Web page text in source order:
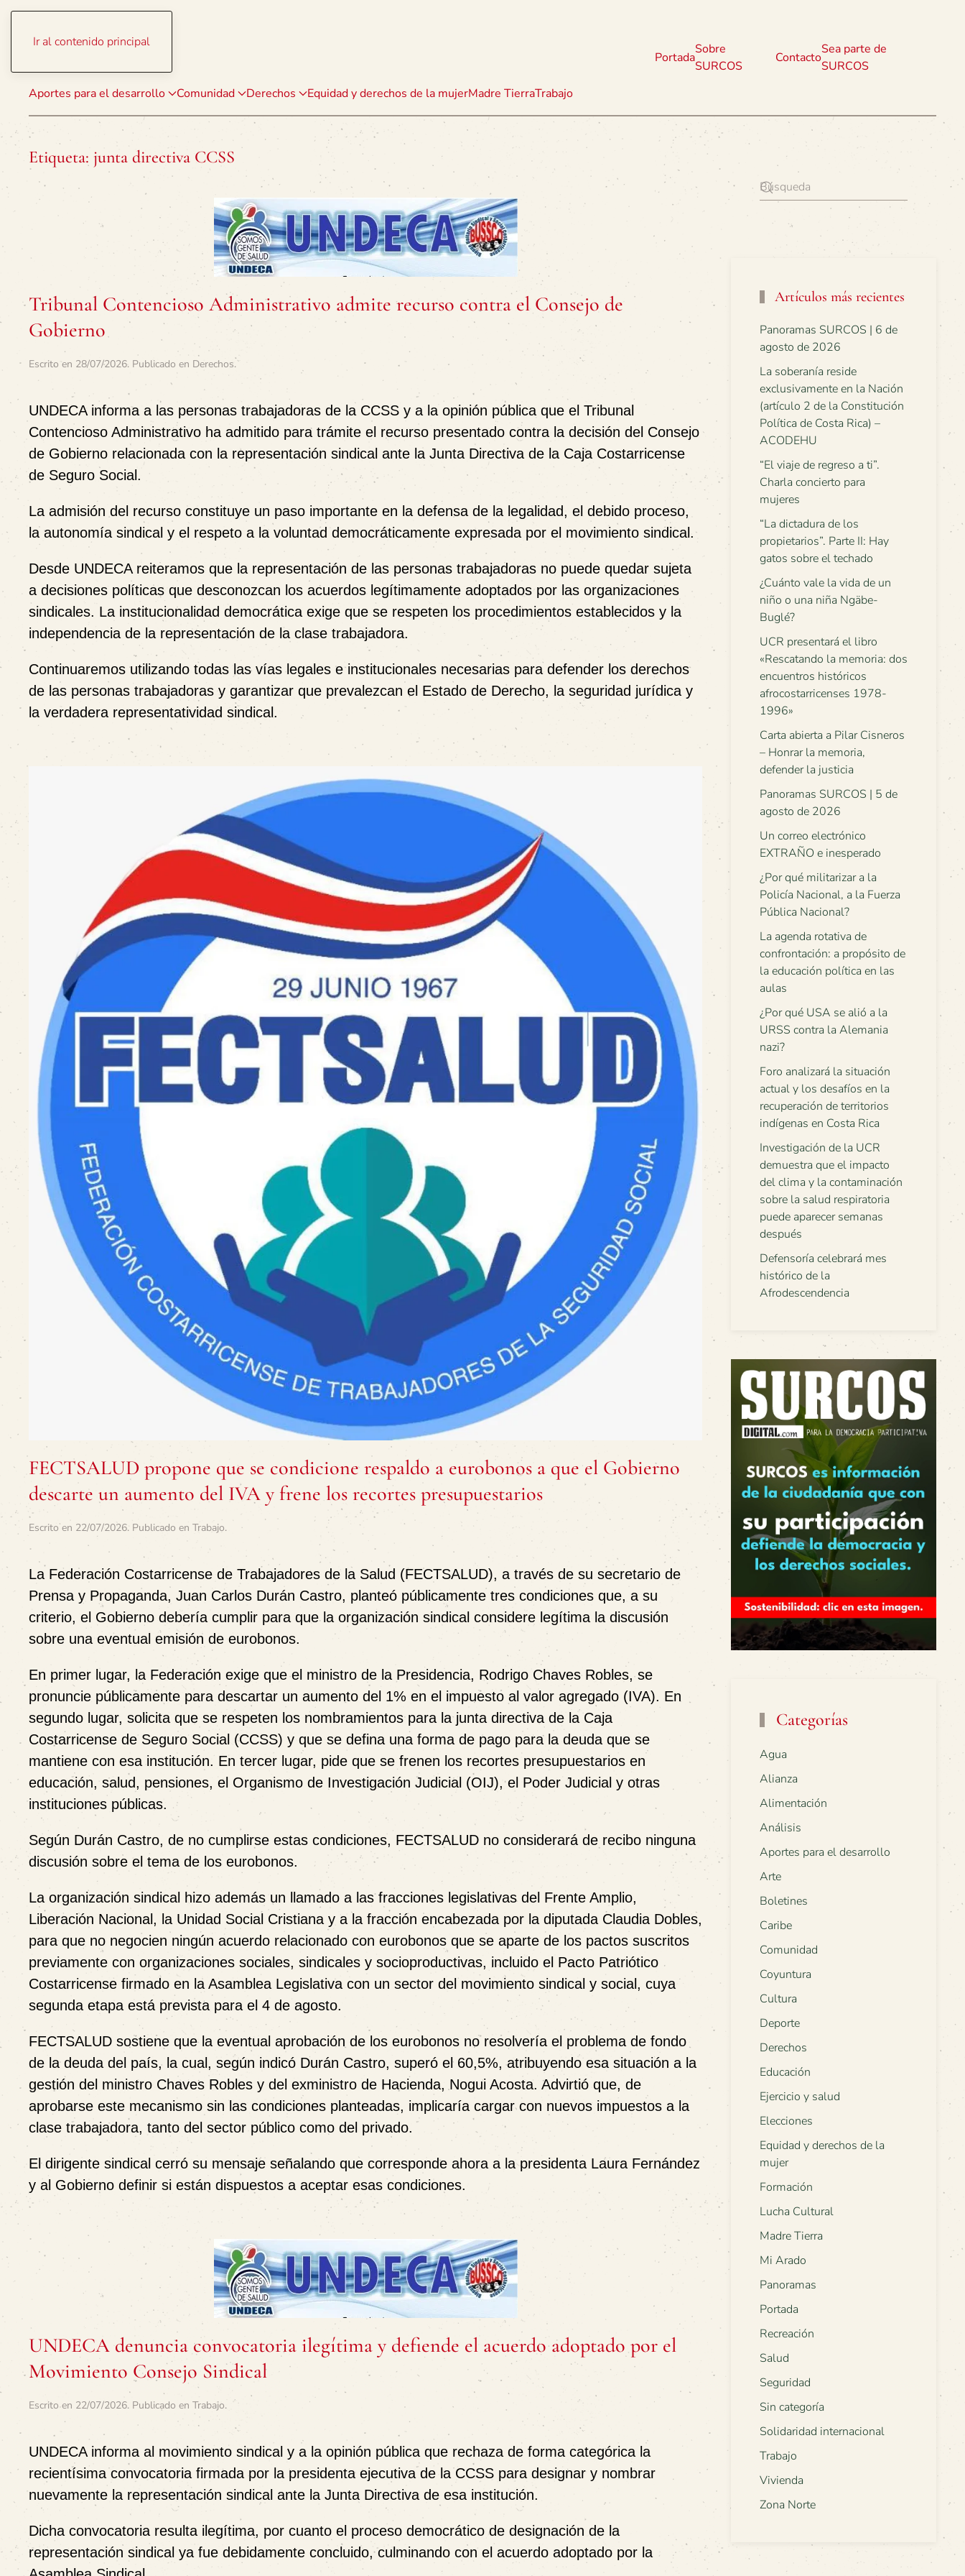
Ir al contenido principal
Aportes para el desarrollo Comunidad Derechos Equidad y derechos de la mujerMadre TierraTrabajo
Portada
Sobre
SURCOS
Contacto
Sea parte de
SURCOS
Etiqueta: junta directiva CCSS
Tribunal Contencioso Administrativo admite recurso contra el Consejo de
Gobierno
Escrito en 28/07/2026. Publicado en Derechos.
UNDECA informa a las personas trabajadoras de la CCSS y a la opinión pública que el Tribunal
Contencioso Administrativo ha admitido para trámite el recurso presentado contra la decisión del Consejo
de Gobierno relacionada con la representación sindical ante la Junta Directiva de la Caja Costarricense
de Seguro Social.
La admisión del recurso constituye un paso importante en la defensa de la legalidad, el debido proceso,
la autonomía sindical y el respeto a la voluntad democráticamente expresada por el movimiento sindical.
Desde UNDECA reiteramos que la representación de las personas trabajadoras no puede quedar sujeta
a decisiones políticas que desconozcan los acuerdos legítimamente adoptados por las organizaciones
sindicales. La institucionalidad democrática exige que se respeten los procedimientos establecidos y la
independencia de la representación de la clase trabajadora.
Continuaremos utilizando todas las vías legales e institucionales necesarias para defender los derechos
de las personas trabajadoras y garantizar que prevalezcan el Estado de Derecho, la seguridad jurídica y
la verdadera representatividad sindical.
FECTSALUD propone que se condicione respaldo a eurobonos a que el Gobierno
descarte un aumento del IVA y frene los recortes presupuestarios
Escrito en 22/07/2026. Publicado en Trabajo.
La Federación Costarricense de Trabajadores de la Salud (FECTSALUD), a través de su secretario de
Prensa y Propaganda, Juan Carlos Durán Castro, planteó públicamente tres condiciones que, a su
criterio, el Gobierno debería cumplir para que la organización sindical considere legítima la discusión
sobre una eventual emisión de eurobonos.
En primer lugar, la Federación exige que el ministro de la Presidencia, Rodrigo Chaves Robles, se
pronuncie públicamente para descartar un aumento del 1% en el impuesto al valor agregado (IVA). En
segundo lugar, solicita que se respeten los nombramientos para la junta directiva de la Caja
Costarricense de Seguro Social (CCSS) y que se defina una forma de pago para la deuda que se
mantiene con esa institución. En tercer lugar, pide que se frenen los recortes presupuestarios en
educación, salud, pensiones, el Organismo de Investigación Judicial (OIJ), el Poder Judicial y otras
instituciones públicas.
Según Durán Castro, de no cumplirse estas condiciones, FECTSALUD no considerará de recibo ninguna
discusión sobre el tema de los eurobonos.
La organización sindical hizo además un llamado a las fracciones legislativas del Frente Amplio,
Liberación Nacional, la Unidad Social Cristiana y a la fracción encabezada por la diputada Claudia Dobles,
para que no negocien ningún acuerdo relacionado con eurobonos que se aparte de los pactos suscritos
previamente con organizaciones sociales, sindicales y socioproductivas, incluido el Pacto Patriótico
Costarricense firmado en la Asamblea Legislativa con un sector del movimiento sindical y social, cuya
segunda etapa está prevista para el 4 de agosto.
FECTSALUD sostiene que la eventual aprobación de los eurobonos no resolvería el problema de fondo
de la deuda del país, la cual, según indicó Durán Castro, superó el 60,5%, atribuyendo esa situación a la
gestión del ministro Chaves Robles y del exministro de Hacienda, Nogui Acosta. Advirtió que, de
aprobarse este mecanismo sin las condiciones planteadas, implicaría cargar con nuevos impuestos a la
clase trabajadora, tanto del sector público como del privado.
El dirigente sindical cerró su mensaje señalando que corresponde ahora a la presidenta Laura Fernández
y al Gobierno definir si están dispuestos a aceptar esas condiciones.
UNDECA denuncia convocatoria ilegítima y defiende el acuerdo adoptado por el
Movimiento Consejo Sindical
Escrito en 22/07/2026. Publicado en Trabajo.
UNDECA informa al movimiento sindical y a la opinión pública que rechaza de forma categórica la
recientísima convocatoria firmada por la presidenta ejecutiva de la CCSS para designar y nombrar
nuevamente la representación sindical ante la Junta Directiva de esa institución.
Dicha convocatoria resulta ilegítima, por cuanto el proceso democrático de designación de la
representación sindical ya fue debidamente concluido, culminando con el acuerdo adoptado por la
Artículos más recientes
Panoramas SURCOS | 6 de
agosto de 2026
La soberanía reside
exclusivamente en la Nación
(artículo 2 de la Constitución
Política de Costa Rica) –
ACODEHU
“El viaje de regreso a ti”.
Charla concierto para
mujeres
“La dictadura de los
propietarios”. Parte II: Hay
gatos sobre el techado
¿Cuánto vale la vida de un
niño o una niña Ngäbe-
Buglé?
UCR presentará el libro
«Rescatando la memoria: dos
encuentros históricos
afrocostarricenses 1978-
1996»
Carta abierta a Pilar Cisneros
– Honrar la memoria,
defender la justicia
Panoramas SURCOS | 5 de
agosto de 2026
Un correo electrónico
EXTRAÑO e inesperado
¿Por qué militarizar a la
Policía Nacional, a la Fuerza
Pública Nacional?
La agenda rotativa de
confrontación: a propósito de
la educación política en las
aulas
¿Por qué USA se alió a la
URSS contra la Alemania
nazi?
Foro analizará la situación
actual y los desafíos en la
recuperación de territorios
indígenas en Costa Rica
Investigación de la UCR
demuestra que el impacto
del clima y la contaminación
sobre la salud respiratoria
puede aparecer semanas
después
Defensoría celebrará mes
histórico de la
Afrodescendencia
Categorías
Agua
Alianza
Alimentación
Análisis
Aportes para el desarrollo
Arte
Boletines
Caribe
Comunidad
Coyuntura
Cultura
Deporte
Derechos
Educación
Ejercicio y salud
Elecciones
Equidad y derechos de la
mujer
Formación
Lucha Cultural
Madre Tierra
Mi Arado
Panoramas
Portada
Recreación
Salud
Seguridad
Sin categoría
Solidaridad internacional
Trabajo
Vivienda
Zona Norte